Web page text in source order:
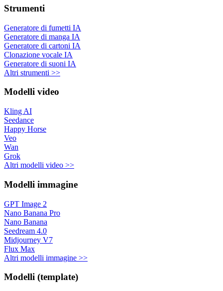
Strumenti
Generatore di fumetti IA
Generatore di manga IA
Generatore di cartoni IA
Clonazione vocale IA
Generatore di suoni IA
Altri strumenti >>
Modelli video
Kling AI
Seedance
Happy Horse
Veo
Wan
Grok
Altri modelli video >>
Modelli immagine
GPT Image 2
Nano Banana Pro
Nano Banana
Seedream 4.0
Midjourney V7
Flux Max
Altri modelli immagine >>
Modelli (template)